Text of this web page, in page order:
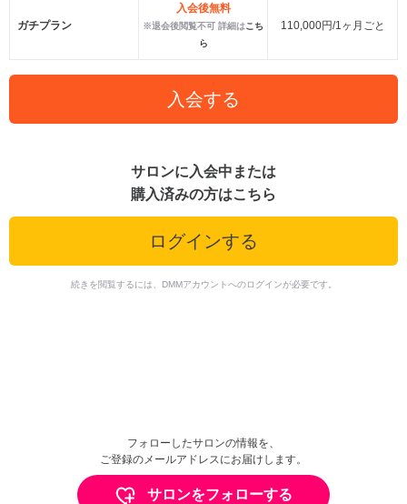
ガチプラン
入会後無料
※退会後閲覧不可 詳細はこち
ら
110,000円/1ヶ月ごと
入会する
サロンに入会中または
購入済みの方はこちら
ログインする
続きを閲覧するには、DMMアカウントへのログインが必要です。
フォローしたサロンの情報を、
ご登録のメールアドレスにお届けします。
サロンをフォローする